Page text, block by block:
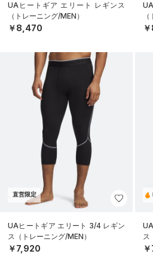
UAヒートギア エリート レギンス
（トレーニング/MEN）
￥8,470
直営限定
UAヒートギア エリート 3/4 レギン
ス（トレーニング/MEN）
￥7,920
ス